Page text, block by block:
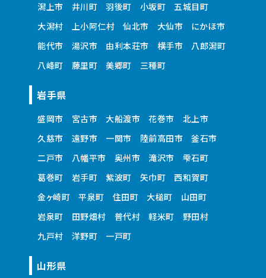
潟上市
井川町 羽後町 小坂町
五城目町
大潟村
上小阿仁村 仙北市 大仙市
にかほ市
能代市
湯沢市 由利本荘市 横手市
八郎潟町
八峰町
藤里町 美郷町 三種町
岩手県
盛岡市 宮古市 大船渡市 花巻市
北上市
久慈市
遠野市 一関市 陸前高田市
釜石市
二戸市
八幡平市 奥州市 滝沢市
雫石町
葛巻町
岩手町 紫波町 矢巾町
西和賀町
金ヶ崎町
平泉町 住田町 大槌町
山田町
岩泉町
田野畑村 普代村 軽米町
野田村
九戸村
洋野町 一戸町
山形県